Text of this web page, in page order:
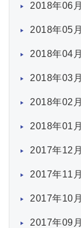
2018年06月
2018年05月
2018年04月
2018年03月
2018年02月
2018年01月
2017年12月
2017年11月
2017年10月
2017年09月